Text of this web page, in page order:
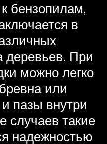
бензопилам,
в
деревьев. При
можно легко
или
пазы внутри
случаев такие
надежностью